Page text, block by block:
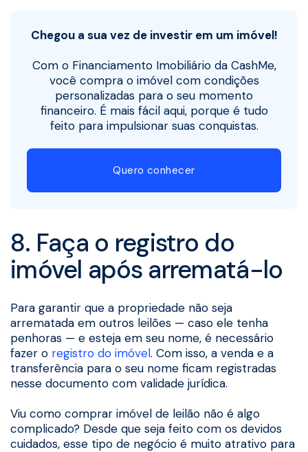
Chegou a sua vez de investir em um imóvel!
Com o Financiamento Imobiliário da CashMe,
você compra o imóvel com condições
personalizadas para o seu momento
financeiro. É mais fácil aqui, porque é tudo
feito para impulsionar suas conquistas.
Quero conhecer
8. Faça o registro do
imóvel após arrematá-lo
Para garantir que a propriedade não seja
arrematada em outros leilões — caso ele tenha
penhoras — e esteja em seu nome, é necessário
fazer o registro do imóvel. Com isso, a venda e a
transferência para o seu nome ficam registradas
nesse documento com validade jurídica.
Viu como comprar imóvel de leilão não é algo
complicado? Desde que seja feito com os devidos
cuidados, esse tipo de negócio é muito atrativo para